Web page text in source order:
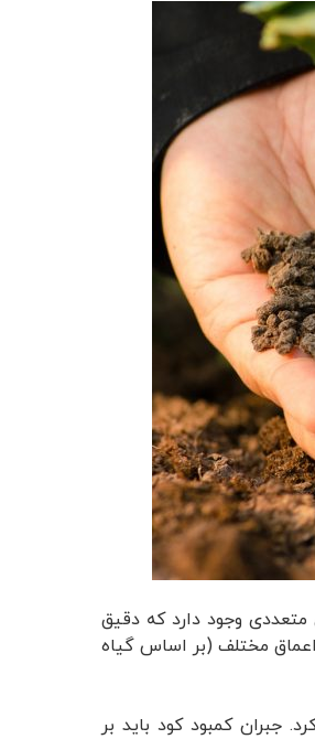
متعددی وجود دارد که دقیق
مختلف (بر اساس گیاه
جبران کمبود کود باید بر